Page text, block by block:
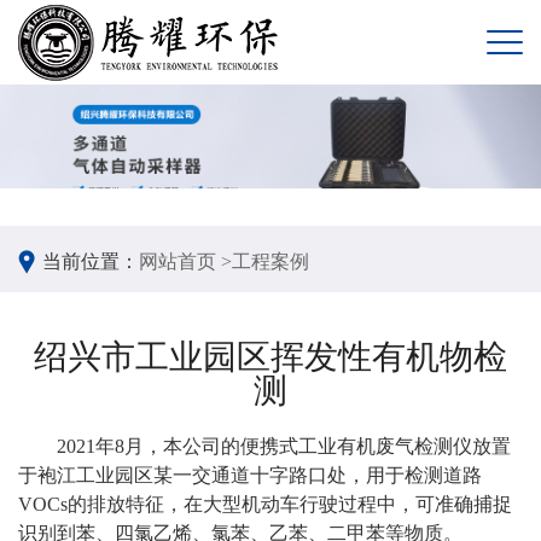
当前位置： 网站首页 >工程案例
绍兴市工业园区挥发性有机物检
测
2021年8月，本公司的便携式工业有机废气检测仪放置
于袍江工业园区某一交通道十字路口处，用于检测道路
VOCs的排放特征，在大型机动车行驶过程中，可准确捕捉
识别到苯、四氯乙烯、氯苯、乙苯、二甲苯等物质。